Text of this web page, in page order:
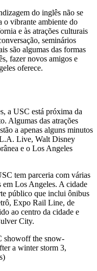
do inglês não se
o vibrante ambiente do
e às atrações culturais
seminários
são algumas das formas
fazer novos amigos e
oferece.
a USC está próxima da
Algumas das atrações
a apenas alguns minutos
Live, Walt Disney
e o Los Angeles
tem parceria com várias
em Los Angeles. A cidade
público que inclui ônibus
Expo Rail Line, de
ao centro da cidade e
City.